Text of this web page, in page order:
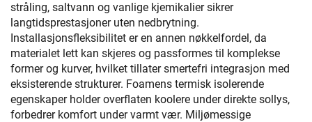
stråling, saltvann og vanlige kjemikalier sikrer
langtidsprestasjoner uten nedbrytning.
Installasjonsfleksibilitet er en annen nøkkelfordel, da
materialet lett kan skjeres og passformes til komplekse
former og kurver, hvilket tillater smertefri integrasjon med
eksisterende strukturer. Foamens termisk isolerende
egenskaper holder overflaten koolere under direkte sollys,
forbedrer komfort under varmt vær. Miljømessige